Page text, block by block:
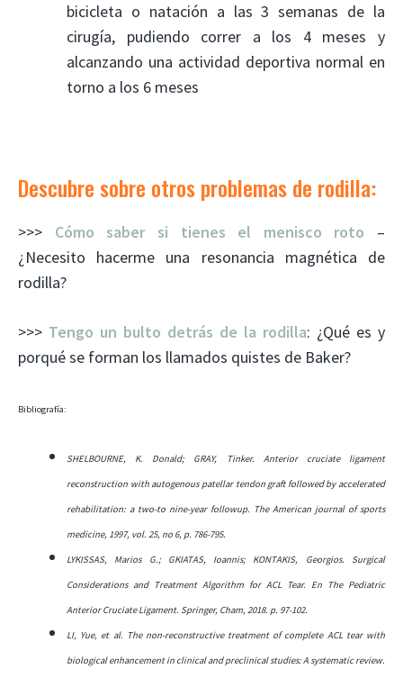
bicicleta o natación a las 3 semanas de la
cirugía, pudiendo correr a los 4 meses y
alcanzando una actividad deportiva normal en
torno a los 6 meses
Descubre sobre otros problemas de rodilla:
>>> Cómo saber si tienes el menisco roto –
¿Necesito hacerme una resonancia magnética de
rodilla?
>>> Tengo un bulto detrás de la rodilla: ¿Qué es y
porqué se forman los llamados quistes de Baker?
Bibliografía:
SHELBOURNE, K. Donald; GRAY, Tinker. Anterior cruciate ligament
reconstruction with autogenous patellar tendon graft followed by accelerated
rehabilitation: a two-to nine-year followup. The American journal of sports
medicine, 1997, vol. 25, no 6, p. 786-795.
LYKISSAS, Marios G.; GKIATAS, Ioannis; KONTAKIS, Georgios. Surgical
Considerations and Treatment Algorithm for ACL Tear. En The Pediatric
Anterior Cruciate Ligament. Springer, Cham, 2018. p. 97-102.
LI, Yue, et al. The non-reconstructive treatment of complete ACL tear with
biological enhancement in clinical and preclinical studies: A systematic review.